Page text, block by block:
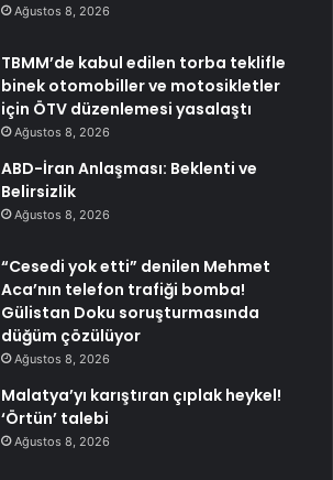
Ağustos 8, 2026
TBMM’de kabul edilen torba teklifle
binek otomobiller ve motosikletler
için ÖTV düzenlemesi yasalaştı
Ağustos 8, 2026
ABD-İran Anlaşması: Beklenti ve
Belirsizlik
Ağustos 8, 2026
“Cesedi yok etti” denilen Mehmet
Aca’nın telefon trafiği bomba!
Gülistan Doku soruşturmasında
düğüm çözülüyor
Ağustos 8, 2026
Malatya’yı karıştıran çıplak heykel!
‘Örtün’ talebi
Ağustos 8, 2026